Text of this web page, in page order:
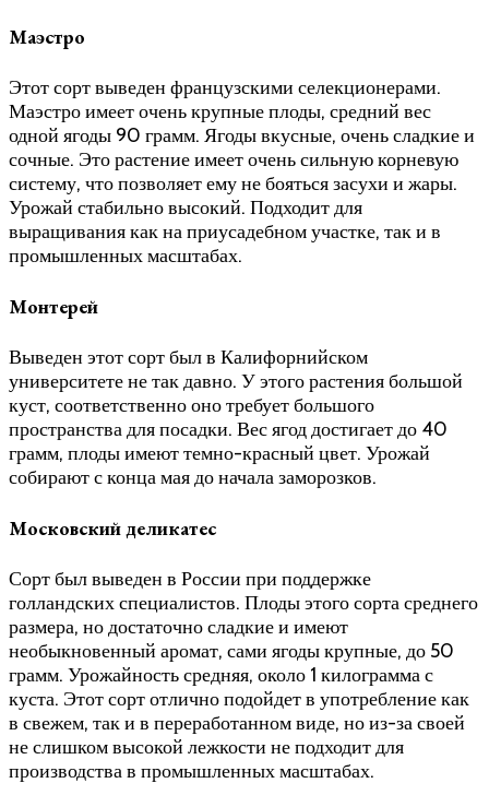
Маэстро
Этот сорт выведен французскими селекционерами.
Маэстро имеет очень крупные плоды, средний вес
одной ягоды 90 грамм. Ягоды вкусные, очень сладкие и
сочные. Это растение имеет очень сильную корневую
систему, что позволяет ему не бояться засухи и жары.
Урожай стабильно высокий. Подходит для
выращивания как на приусадебном участке, так и в
промышленных масштабах.
Монтерей
Выведен этот сорт был в Калифорнийском
университете не так давно. У этого растения большой
куст, соответственно оно требует большого
пространства для посадки. Вес ягод достигает до 40
грамм, плоды имеют темно-красный цвет. Урожай
собирают с конца мая до начала заморозков.
Московский деликатес
Сорт был выведен в России при поддержке
голландских специалистов. Плоды этого сорта среднего
размера, но достаточно сладкие и имеют
необыкновенный аромат, сами ягоды крупные, до 50
грамм. Урожайность средняя, около 1 килограмма с
куста. Этот сорт отлично подойдет в употребление как
в свежем, так и в переработанном виде, но из-за своей
не слишком высокой лежкости не подходит для
производства в промышленных масштабах.